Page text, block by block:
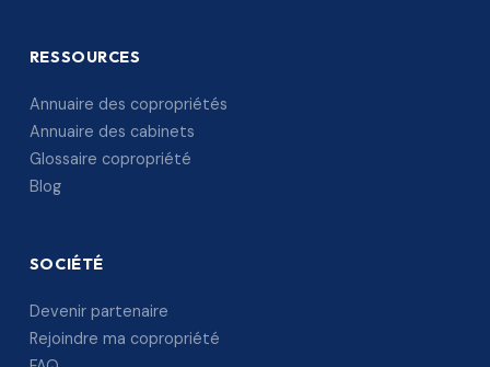
RESSOURCES
Annuaire des copropriétés
Annuaire des cabinets
Glossaire copropriété
Blog
SOCIÉTÉ
Devenir partenaire
Rejoindre ma copropriété